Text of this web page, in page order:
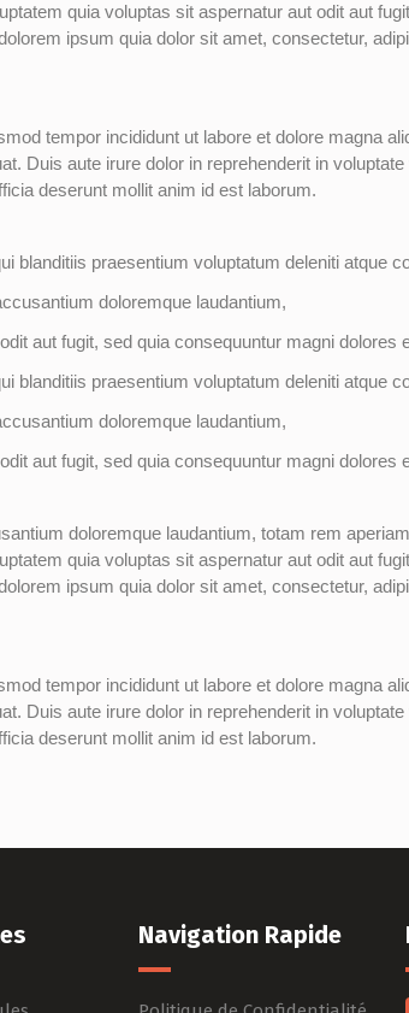
quia voluptas sit aspernatur aut odit aut
ipsum quia dolor sit amet, consectetur,
tempor incididunt ut labore et dolore magna
Duis aute irure dolor in reprehenderit in
deserunt mollit anim id est laborum.
praesentium voluptatum deleniti atque
doloremque laudantium,
aut fugit, sed quia consequuntur magni dolores
praesentium voluptatum deleniti atque
doloremque laudantium,
aut fugit, sed quia consequuntur magni dolores
doloremque laudantium, totam rem
quia voluptas sit aspernatur aut odit aut
ipsum quia dolor sit amet, consectetur,
tempor incididunt ut labore et dolore magna
Duis aute irure dolor in reprehenderit in
deserunt mollit anim id est laborum.
Navigation Rapide